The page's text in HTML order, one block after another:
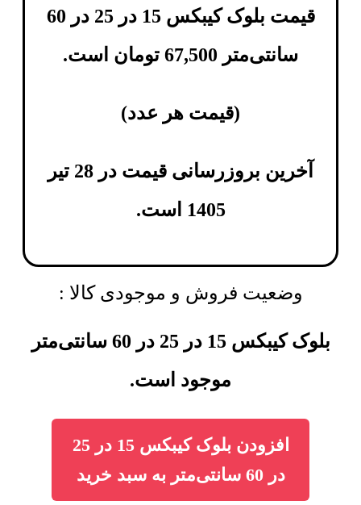
قیمت بلوک کیبکس 15 در 25 در 60
سانتی‌متر 67,500 تومان است.
(قیمت هر عدد)
آخرین بروزرسانی قیمت در 28 تیر
1405 است.
وضعیت فروش و موجودی کالا :
بلوک کیبکس 15 در 25 در 60 سانتی‌متر
موجود است.
افزودن بلوک کیبکس 15 در 25
در 60 سانتی‌متر به سبد خرید